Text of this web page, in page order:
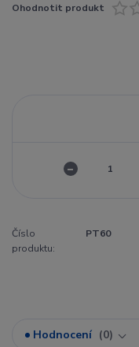
Ohodnotit produkt
Číslo
produktu:
PT60
Hodnocení 0